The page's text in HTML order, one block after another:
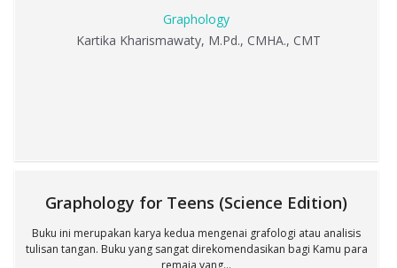
Graphology
Kartika Kharismawaty, M.Pd., CMHA., CMT
Graphology for Teens (Science Edition)
Buku ini merupakan karya kedua mengenai grafologi atau analisis
tulisan tangan. Buku yang sangat direkomendasikan bagi Kamu para